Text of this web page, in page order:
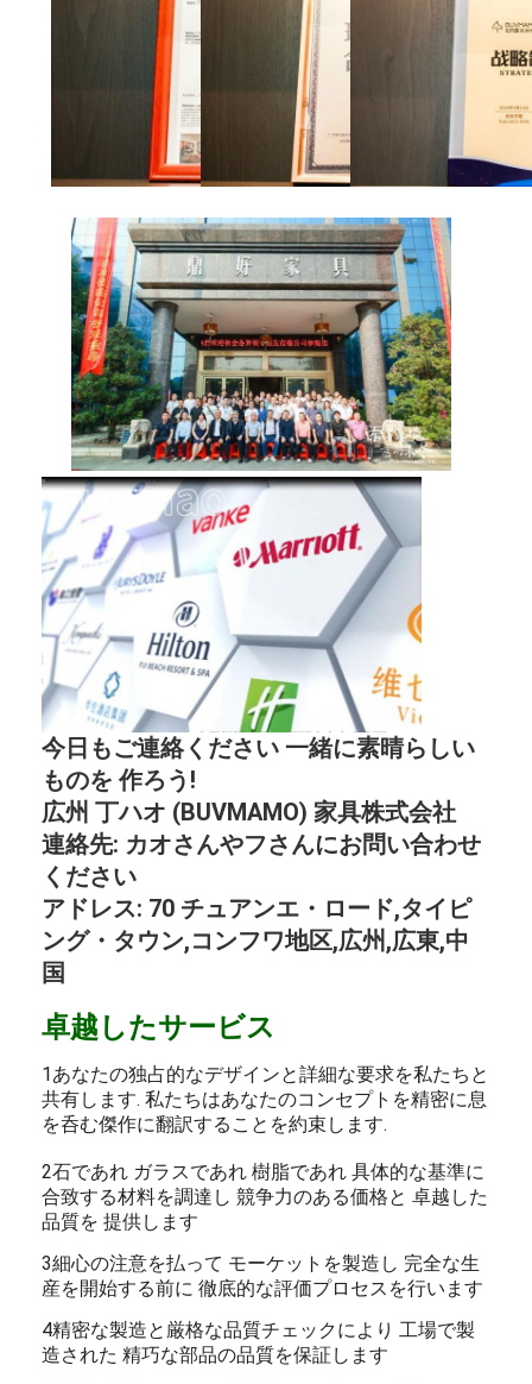
今日もご連絡ください 一緒に素晴らしい
ものを 作ろう!
広州 丁ハオ (BUVMAMO) 家具株式会社
連絡先: カオさんやフさんにお問い合わせ
ください
アドレス: 70 チュアンエ・ロード,タイピ
ング・タウン,コンフワ地区,広州,広東,中
国
卓越したサービス
1あなたの独占的なデザインと詳細な要求を私たちと
共有します. 私たちはあなたのコンセプトを精密に息
を呑む傑作に翻訳することを約束します.
2石であれ ガラスであれ 樹脂であれ 具体的な基準に
合致する材料を調達し 競争力のある価格と 卓越した
品質を 提供します
3細心の注意を払って モーケットを製造し 完全な生
産を開始する前に 徹底的な評価プロセスを行います
4精密な製造と厳格な品質チェックにより 工場で製
造された 精巧な部品の品質を保証します